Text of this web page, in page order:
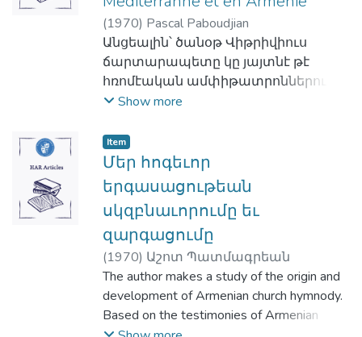
(1970) Pascal Paboudjian
Անցեալին՝ ծանօթ Վիթրիվիուս
ճարտարապետը կը յայտնէ թէ
հռոմէական ամփիթատրոններու
յատակագիծները համադրելու
հաւասարակողմ եռանկիւններ՝
շրջանակի մը մէջ ներգծուած. A
գծանկարը, տիակրամ:: Իսկ
յունական ամփիթատրոններու
յատակագիծներուն համար կը
գործածուէին քառակուսիներ՝
շրջանակին մէջ ներգծուած, B
տիակրամը:
Մեր ներկայ ուսումնասիրութիւնը
ցոյց կու տայ թէ վերոյիշեալ
գծանկարները գործածուած էին
Show more
Item
Մեր հոգեւոր
երգասացութեան
սկզբնաւորումը եւ
զարգացումը
(1970) Աշոտ Պատմագրեան
The author makes a study of the origin and
development of Armenian church hymnody.
Based on the testimonies of Armenian